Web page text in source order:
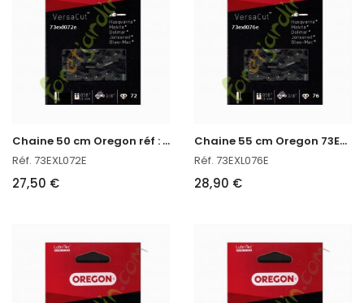
C
haine 50 cm Oregon réf : 73EXL072E
Réf. 73EXL072E
27,50 €
C
haine 55 cm Oregon 73EXL076E
Réf. 73EXL076E
28,90 €